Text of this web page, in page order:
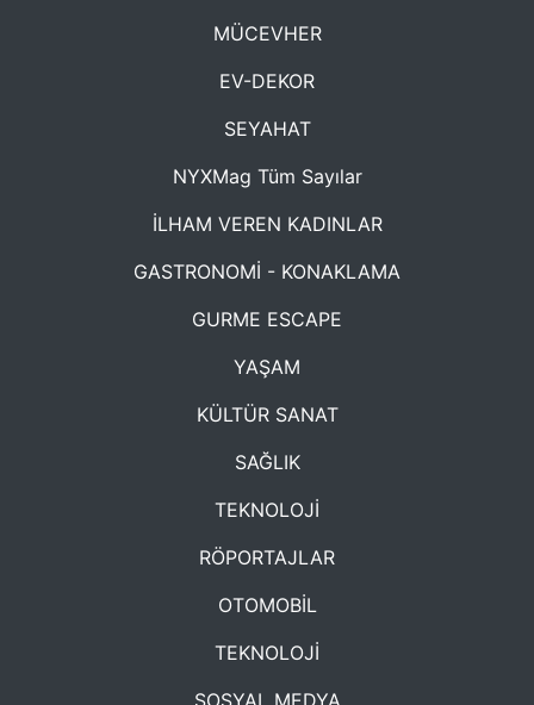
MÜCEVHER
EV-DEKOR
SEYAHAT
NYXMag Tüm Sayılar
İLHAM VEREN KADINLAR
GASTRONOMİ - KONAKLAMA
GURME ESCAPE
YAŞAM
KÜLTÜR SANAT
SAĞLIK
TEKNOLOJİ
RÖPORTAJLAR
OTOMOBİL
TEKNOLOJİ
SOSYAL MEDYA